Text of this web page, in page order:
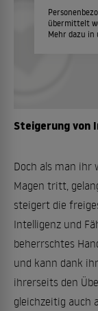
übermittelt
Mehr dazu in
Steigerung von
Doch als man
Magen tritt,
steigert die
Intelligenz und
beherrschtes
und kann dank
ihrerseits den
gleichzeitig auch